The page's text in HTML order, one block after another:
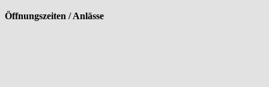
Öffnungszeiten / Anlässe